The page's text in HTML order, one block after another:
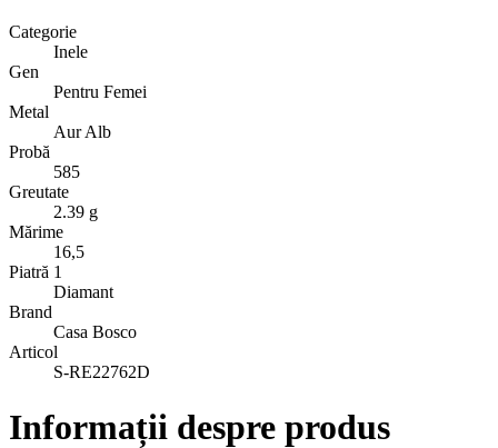
Categorie
Inele
Gen
Pentru Femei
Metal
Aur Alb
Probă
585
Greutate
2.39 g
Mărime
16,5
Piatră 1
Diamant
Brand
Casa Bosco
Articol
S-RE22762D
Informații despre produs